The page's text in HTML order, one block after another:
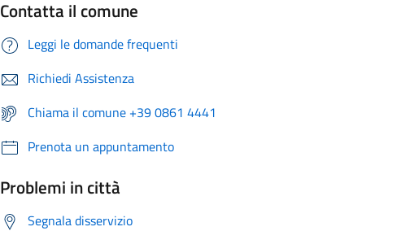
Contatta il comune
Leggi le domande frequenti
Richiedi Assistenza
Chiama il comune +39 0861 4441
Prenota un appuntamento
Problemi in città
Segnala disservizio